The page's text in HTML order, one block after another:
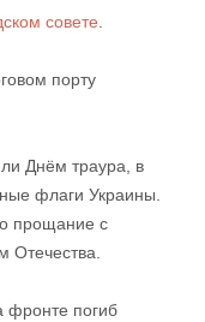
совете.
порту
Днём траура, в
флаги Украины.
прощание с
Отечества.
фронте погиб